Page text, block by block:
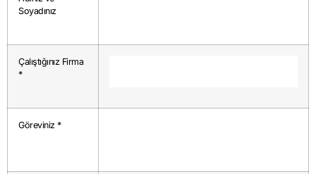
Soyadınız
Çalıştığınız Firma
*
Göreviniz *